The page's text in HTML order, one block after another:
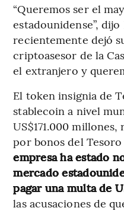
“Queremos ser el
estadounidense”, dijo
recientemente dejó
criptoasesor de la
el extranjero y
El token insignia de
stablecoin a nivel
US$171.000
por bonos del
empresa ha estado
mercado
pagar una multa de
las acusaciones de